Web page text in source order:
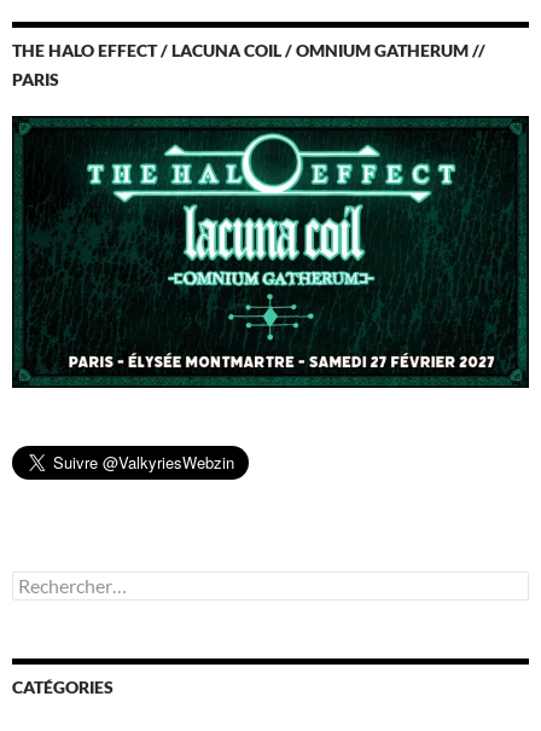
THE HALO EFFECT / LACUNA COIL / OMNIUM GATHERUM //
PARIS
Rechercher :
CATÉGORIES